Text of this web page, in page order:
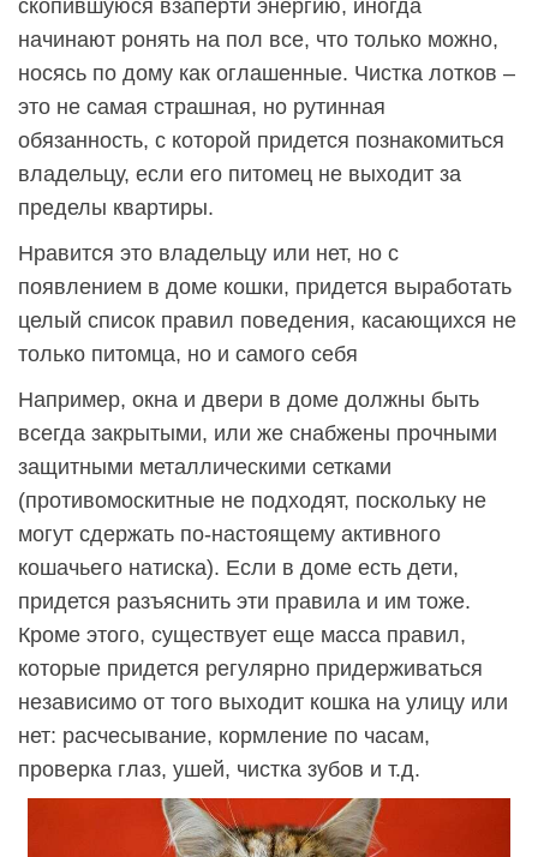
скопившуюся взаперти энергию, иногда
начинают ронять на пол все, что только можно,
носясь по дому как оглашенные. Чистка лотков –
это не самая страшная, но рутинная
обязанность, с которой придется познакомиться
владельцу, если его питомец не выходит за
пределы квартиры.
Нравится это владельцу или нет, но с
появлением в доме кошки, придется выработать
целый список правил поведения, касающихся не
только питомца, но и самого себя
Например, окна и двери в доме должны быть
всегда закрытыми, или же снабжены прочными
защитными металлическими сетками
(противомоскитные не подходят, поскольку не
могут сдержать по-настоящему активного
кошачьего натиска). Если в доме есть дети,
придется разъяснить эти правила и им тоже.
Кроме этого, существует еще масса правил,
которые придется регулярно придерживаться
независимо от того выходит кошка на улицу или
нет: расчесывание, кормление по часам,
проверка глаз, ушей, чистка зубов и т.д.